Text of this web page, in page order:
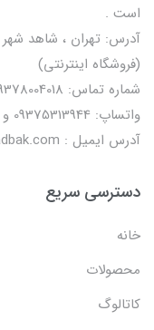
است .
(فروشگاه اینترنتی)
شماره تماس: 09378004018
واتساپ: 09375313944 و 09378004018
آدرس ایمیل : info@miladbak.com
دسترسی سریع
خانه
محصولات
کاتالوگ